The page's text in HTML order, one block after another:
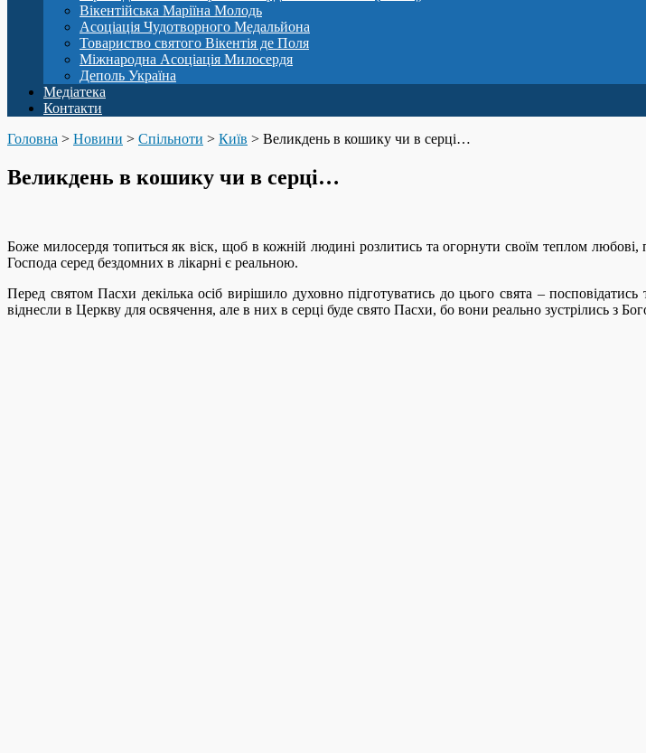
Вікентійська Маріїна Молодь
Асоціація Чудотворного Медальйона
Товариство святого Вікентія де Поля
Міжнародна Асоціація Милосердя
Деполь Україна
Медіатека
Контакти
Головна > Новини > Спільноти > Київ > Великдень в кошику чи в серці…
Великдень в кошику чи в серці…
Боже милосердя топиться як віск, щоб в кожній людині розлитись та огорнути своїм теплом
Господа серед бездомних в лікарні є реальною.
Перед святом Пасхи декілька осіб вирішило духовно підготуватись до цього свята –
віднесли в Церкву для освячення, але в них в серці буде свято Пасхи, бо вони реально зустрілись з